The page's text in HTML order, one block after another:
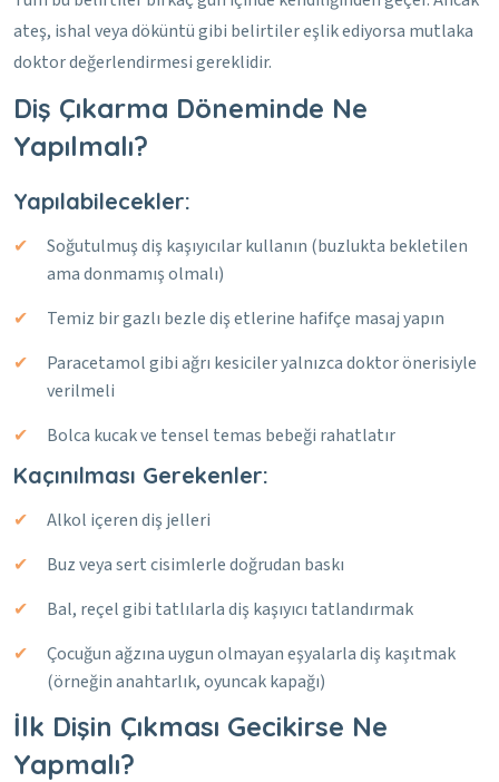
ateş, ishal veya döküntü gibi belirtiler eşlik ediyorsa mutlaka
doktor değerlendirmesi gereklidir.
Diş Çıkarma Döneminde Ne
Yapılmalı?
Yapılabilecekler:
Soğutulmuş diş kaşıyıcılar kullanın (buzlukta bekletilen
ama donmamış olmalı)
Temiz bir gazlı bezle diş etlerine hafifçe masaj yapın
Paracetamol gibi ağrı kesiciler yalnızca doktor önerisiyle
verilmeli
Bolca kucak ve tensel temas bebeği rahatlatır
Kaçınılması Gerekenler:
Alkol içeren diş jelleri
Buz veya sert cisimlerle doğrudan baskı
Bal, reçel gibi tatlılarla diş kaşıyıcı tatlandırmak
Çocuğun ağzına uygun olmayan eşyalarla diş kaşıtmak
(örneğin anahtarlık, oyuncak kapağı)
İlk Dişin Çıkması Gecikirse Ne
Yapmalı?